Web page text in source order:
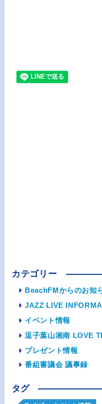
以
カテゴリー
BeachFMからのお知
JAZZ LIVE
イベント情報
逗子葉山湘南 LOVE
プレゼント情報
番組審議会 議事録
タグ